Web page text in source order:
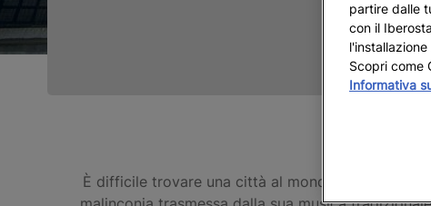
È difficile trovare una città al mondo capace di
partire dalle
con il
Scopri come
Informativa